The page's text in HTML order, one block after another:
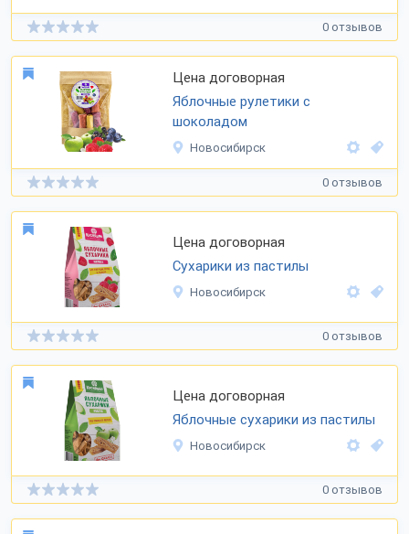
0 отзывов
Цена договорная
Яблочные рулетики с
шоколадом
Новосибирск
0 отзывов
Цена договорная
Сухарики из пастилы
Новосибирск
0 отзывов
Цена договорная
Яблочные сухарики из пастилы
Новосибирск
0 отзывов